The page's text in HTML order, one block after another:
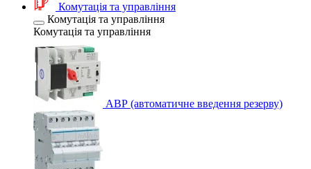
Комутація та управління
Комутація та управління
Комутація та управління
АВР (автоматичне введення резерву)